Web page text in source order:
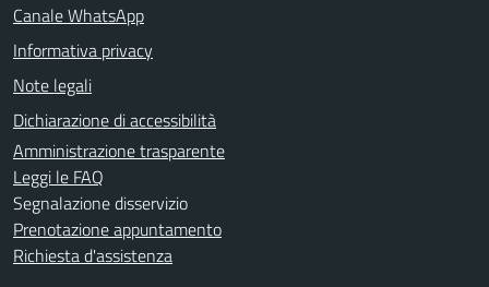
Canale WhatsApp
Informativa privacy
Note legali
Dichiarazione di accessibilità
Amministrazione trasparente
Leggi le FAQ
Segnalazione disservizio
Prenotazione appuntamento
Richiesta d'assistenza